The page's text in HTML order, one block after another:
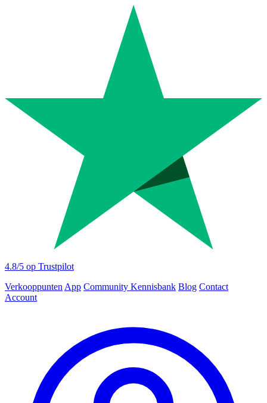
4.8/5 op Trustpilot
Verkooppunten App Community Kennisbank Blog Contact
Account